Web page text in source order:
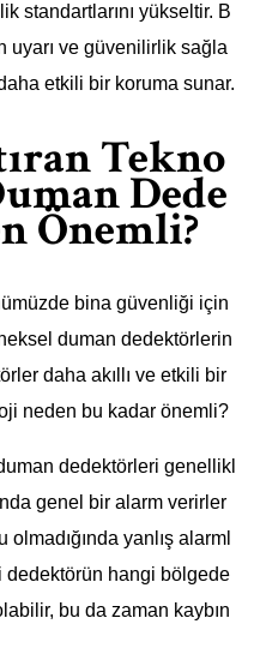
standartlarını yükseltir. B
uyarı ve güvenilirlik sağla
etkili bir koruma sunar.
Tekno
Dede
Önemli?
bina güvenliği için
duman dedektörlerin
daha akıllı ve etkili bir
neden bu kadar önemli?
dedektörleri genellikl
genel bir alarm verirler
yanlış alarml
dedektörün hangi bölgede
bu da zaman kaybın